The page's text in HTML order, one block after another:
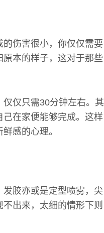
伤害很小，你仅仅需要
本的样子，这对于那些
仅只需30分钟左右。其
在家便能够完成。这样
感的心理。
胶亦或是定型喷雾，尖
出来，太细的情形下则